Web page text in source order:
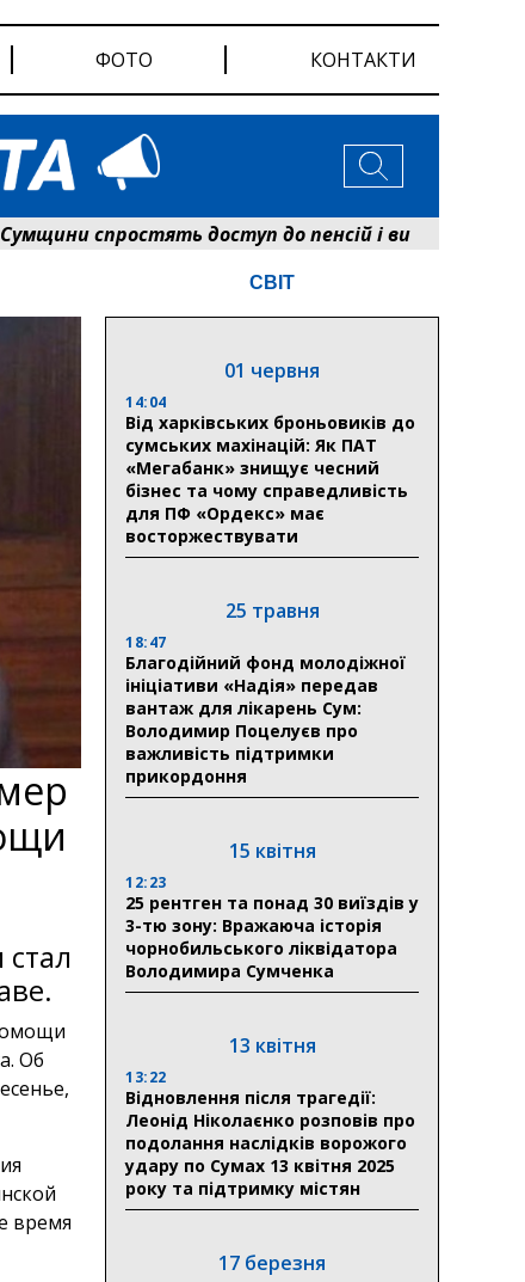
ФОТО КОНТАКТИ
спростять доступ до пенсій і виплат:
Об
время
СВІТ
01 червня
14:04
Від харківських броньовиків до
сумських махінацій: Як ПАТ
«Мегабанк» знищує чесний
бізнес та чому справедливість
для ПФ «Ордекс» має
восторжествувати
25 травня
18:47
Благодійний фонд молодіжної
ініціативи «Надія» передав
вантаж для лікарень Сум:
Володимир Поцелуєв про
важливість підтримки
прикордоння
15 квітня
12:23
25 рентген та понад 30 виїздів у
3-тю зону: Вражаюча історія
чорнобильського ліквідатора
Володимира Сумченка
13 квітня
13:22
Відновлення після трагедії:
Леонід Ніколаєнко розповів про
подолання наслідків ворожого
удару по Сумах 13 квітня 2025
року та підтримку містян
17 березня